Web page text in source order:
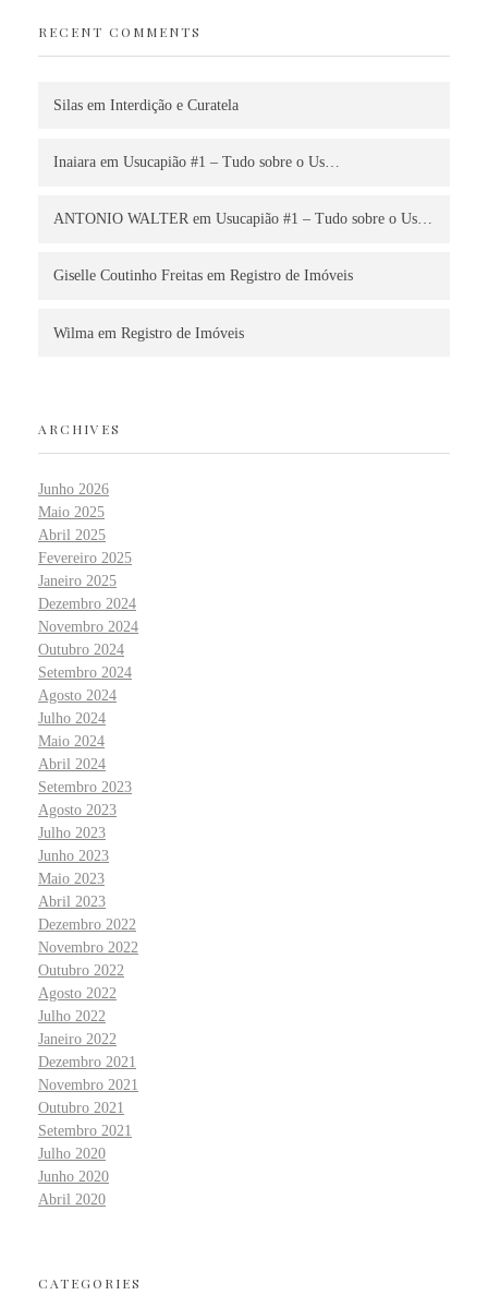
RECENT COMMENTS
Silas em Interdição e Curatela
Inaiara em Usucapião #1 – Tudo sobre o Us…
ANTONIO WALTER em Usucapião #1 – Tudo sobre o Us…
Giselle Coutinho Freitas em Registro de Imóveis
Wilma em Registro de Imóveis
ARCHIVES
Junho 2026
Maio 2025
Abril 2025
Fevereiro 2025
Janeiro 2025
Dezembro 2024
Novembro 2024
Outubro 2024
Setembro 2024
Agosto 2024
Julho 2024
Maio 2024
Abril 2024
Setembro 2023
Agosto 2023
Julho 2023
Junho 2023
Maio 2023
Abril 2023
Dezembro 2022
Novembro 2022
Outubro 2022
Agosto 2022
Julho 2022
Janeiro 2022
Dezembro 2021
Novembro 2021
Outubro 2021
Setembro 2021
Julho 2020
Junho 2020
Abril 2020
CATEGORIES